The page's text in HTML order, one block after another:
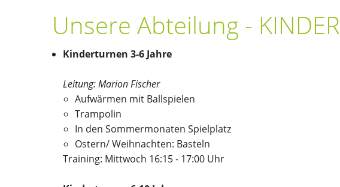
Unsere Abteilung - KINDER
Kinderturnen 3-6 Jahre
Leitung: Marion Fischer
Aufwärmen mit Ballspielen
Trampolin
In den Sommermonaten Spielplatz
Ostern/ Weihnachten: Basteln
Training: Mittwoch 16:15 - 17:00 Uhr